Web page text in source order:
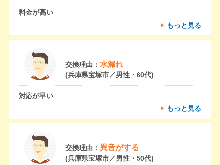
料金が高い
もっと見る
交換理由： 水漏れ
(兵庫県宝塚市／男性・60代)
対応が早い
もっと見る
交換理由： 異音がする
(兵庫県宝塚市／男性・50代)